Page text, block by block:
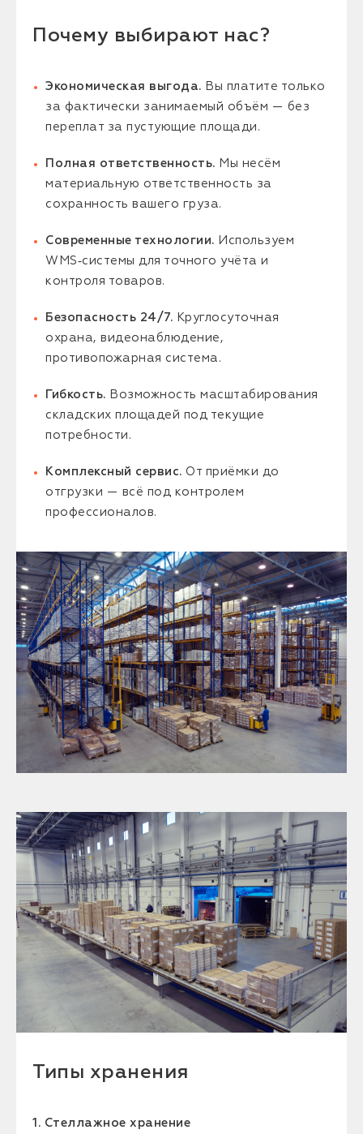
Почему выбирают нас?
Экономическая выгода. Вы платите только
за фактически занимаемый объём — без
переплат за пустующие площади.
Полная ответственность. Мы несём
материальную ответственность за
сохранность вашего груза.
Современные технологии. Используем
WMS‑системы для точного учёта и
контроля товаров.
Безопасность 24/7. Круглосуточная
охрана, видеонаблюдение,
противопожарная система.
Гибкость. Возможность масштабирования
складских площадей под текущие
потребности.
Комплексный сервис. От приёмки до
отгрузки — всё под контролем
профессионалов.
Типы хранения
1. Стеллажное хранение